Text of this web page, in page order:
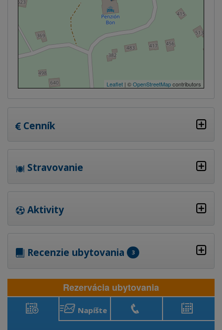
Leaflet | ©OpenStreetMapcontributors
Cenník
Stravovanie
Aktivity
Recenzie ubytovania 3
Rezervácia ubytovania
Napíšte